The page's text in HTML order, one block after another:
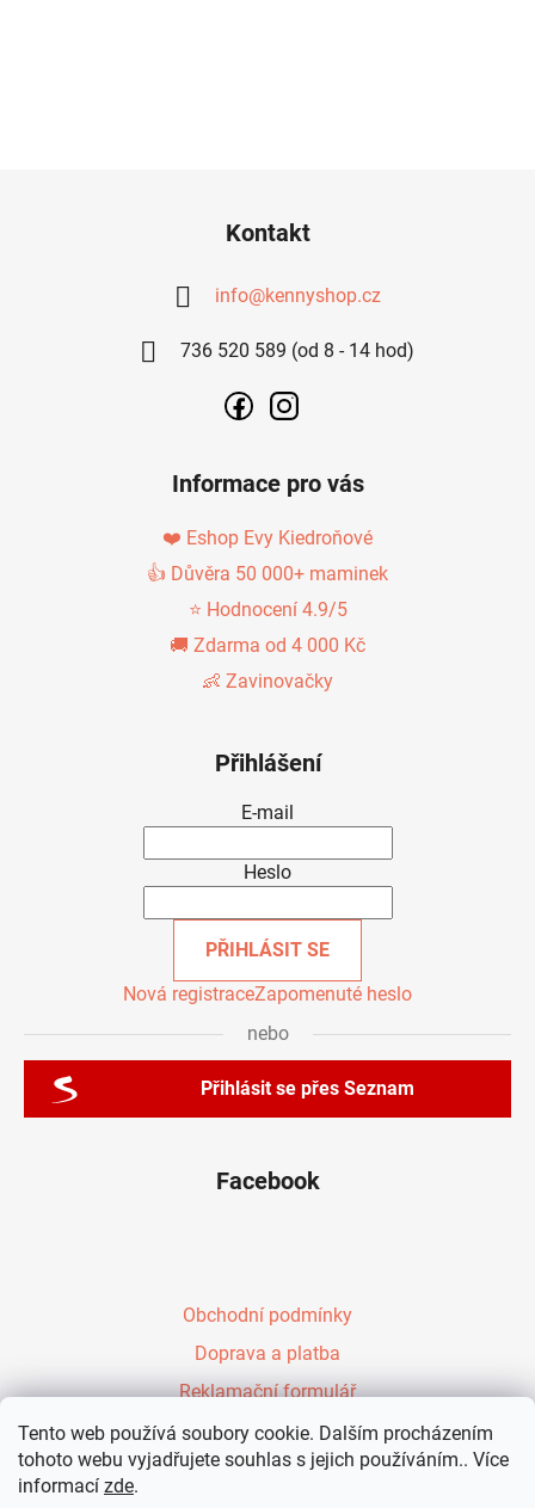
Tento web používá soubory cookie. Dalším procházením
tohoto webu vyjadřujete souhlas s jejich používáním.. Více
informací zde.
Kontakt
info@kennyshop.cz
736 520 589 (od 8 - 14 hod)
Informace pro vás
❤️ Eshop Evy Kiedroňové
👍 Důvěra 50 000+ maminek
⭐ Hodnocení 4.9/5
🚚 Zdarma od 4 000 Kč
👶 Zavinovačky
Přihlášení
E-mail
Heslo
PŘIHLÁSIT SE
Nová registraceZapomenuté heslo
nebo
Přihlásit se přes Seznam
Facebook
Obchodní podmínky
Doprava a platba
Reklamační formulář
Péřové zavinovačky Evy Kiedroňové
Vzdělávání rodičů